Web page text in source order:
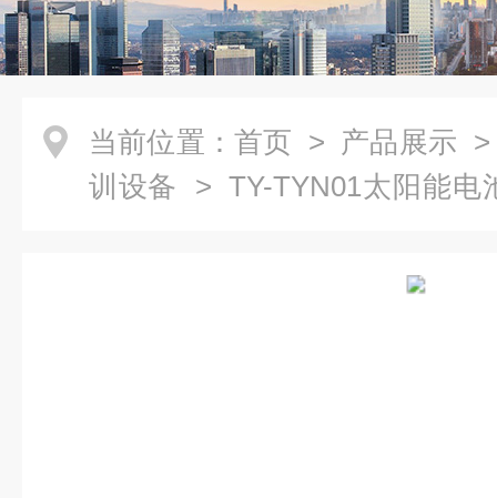
当前位置： 首页 > 产品展示
训设备 > TY-TYN01太阳能电